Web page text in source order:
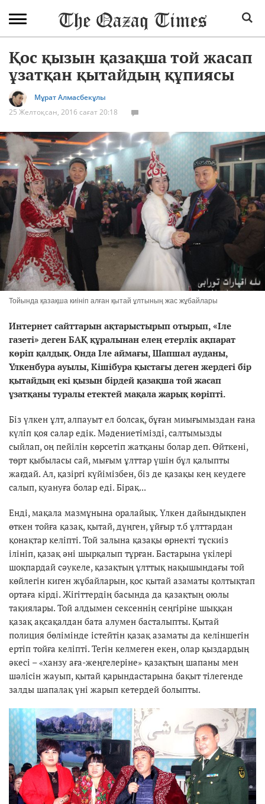
Қос қызын қазақша той жасап
ұзатқан қытайдың құпиясы
Мұрат Алмасбекұлы
25 Желтоқсан, 2016 сағат 20:18
Тойында қазақша киініп алған қытай ұлтының жас жұбайлары
Интернет сайттарын ақтарыстырып отырып, «Іле
газеті» деген БАҚ құралынан елең етерлік ақпарат
көріп қалдық. Онда Іле аймағы, Шапшал ауданы,
Үлкенбура ауылы, Кішібура қыстағы деген жердегі бір
қытайдың екі қызын бірдей қазақша той жасап
ұзатқаны туралы етектей мақала жарық көріпті.
Біз үлкен ұлт, алпауыт ел болсақ, бұған миығымыздан ғана
күліп қоя салар едік. Мәдениетімізді, салтымызды
сыйлап, оң пейілін көрсетіп жатқаны болар деп. Өйткені,
төрт қыбыласы сай, мығым ұлттар үшін бұл қалыпты
жағдай. Ал, қазіргі күйімізбен, біз де қазақы кең кеудеге
салып, қуануға болар еді. Бірақ...
Енді, мақала мазмұнына оралайық. Үлкен дайындықпен
өткен тойға қазақ, қытай, дүңген, ұйғыр т.б ұлттардан
қонақтар келіпті. Той залына қазақы өрнекті тұскиіз
ілініп, қазақ әні шырқалып тұрған. Бастарына үкілері
шоқпардай сәукеле, қазақтың ұлттық нақышындағы той
көйлегін киген жұбайларын, қос қытай азаматы қолтықтап
ортаға кірді. Жігіттердің басында да қазақтың оюлы
тақиялары. Той алдымен сексеннің сеңгіріне шыққан
қазақ ақсақалдан бата алумен басталыпты. Қытай
полиция бөлімінде істейтін қазақ азаматы да келіншегін
ертіп тойға келіпті. Тегін келмеген екен, олар қыздардың
әкесі – «ханзу аға-жеңгелеріне» қазақтың шапаны мен
шәлісін жауып, қытай қарындастарына бақыт тілегенде
залды шапалақ үні жарып кетердей болыпты.